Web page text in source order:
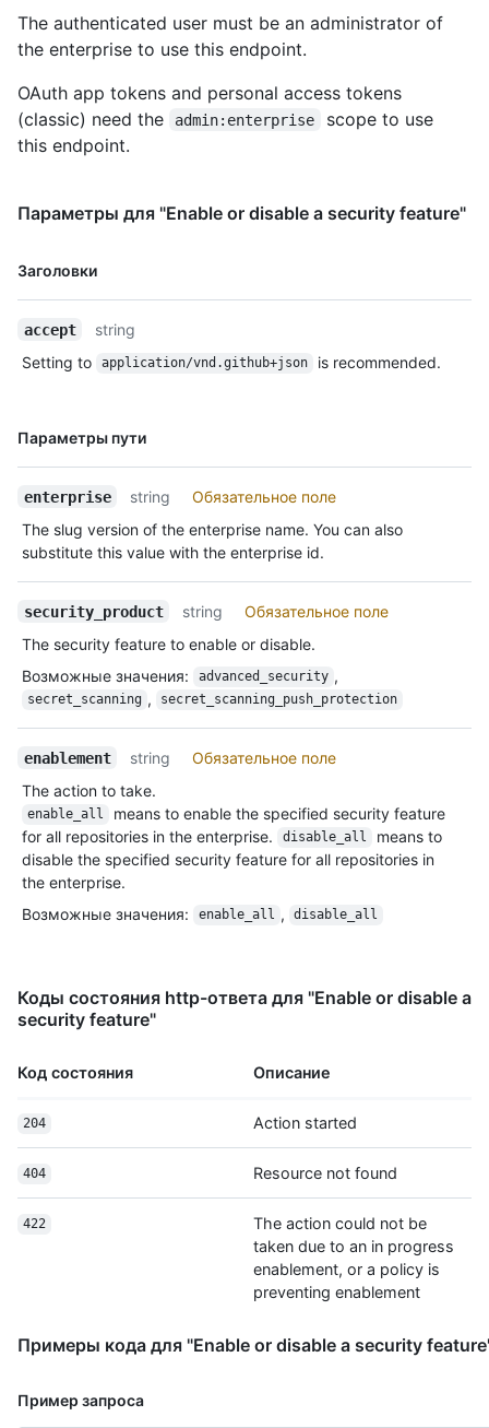
The authenticated user must be an administrator of
the enterprise to use this endpoint.
OAuth app tokens and personal access tokens
(classic) need the
admin:enterprise
scope to use
this endpoint.
Параметры для "Enable or disable a security feature"
Заголовки
Имя., Тип,
accept
string
Setting to
application/vnd.github+json is recommended.
Параметры пути
Имя., Тип,
enterprise string
Обязательное поле
The slug version of the enterprise name. You can also
substitute this value with the enterprise id.
security_product string
Обязательное поле
The security feature to enable or disable.
Возможные значения: advanced_security ,
secret_scanning , secret_scanning_push_protection
enablement string
Обязательное поле
The action to take.
enable_all
means to enable the specified security feature
for all repositories in the enterprise.
disable_all
means to
disable the specified security feature for all repositories in
the enterprise.
Возможные значения: enable_all , disable_all
Коды состояния http-ответа для "Enable or disable a
security feature"
Код состояния Описание
204 Action started
404 Resource not found
422
The action could not be
taken due to an in progress
enablement, or a policy is
preventing enablement
Примеры кода для "Enable or disable a security
Пример запроса